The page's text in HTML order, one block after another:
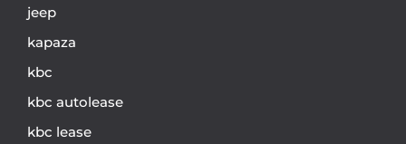
jeep
kapaza
kbc
kbc autolease
kbc lease